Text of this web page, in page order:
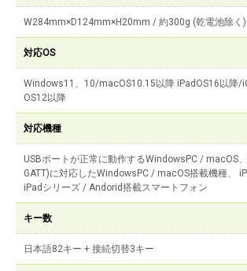
W284mm×D124mm×H20mm / 約300g (乾電池除く)
対応OS
Windows11、10/macOS10.15以降 iPadOS16以降/
OS12以降
対応機種
USBポートが正常に動作するWindowsPC / macOS
GATT)に対応したWindowsPC / macOS搭載機種、
iPadシリーズ / Andorid搭載スマートフォン
キー数
日本語82キー + 接続切替3キー